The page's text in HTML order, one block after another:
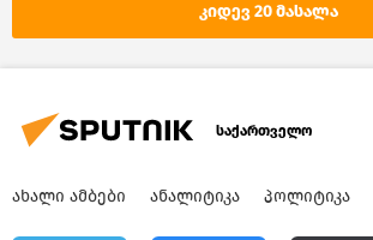
კიდევ 20 მასალა
საქართველო
ᲐᲮᲐᲚᲘ ᲐᲛᲑᲔᲑᲘ ᲐᲜᲐᲚᲘᲢᲘᲙᲐ ᲞᲝᲚᲘᲢᲘᲙᲐ